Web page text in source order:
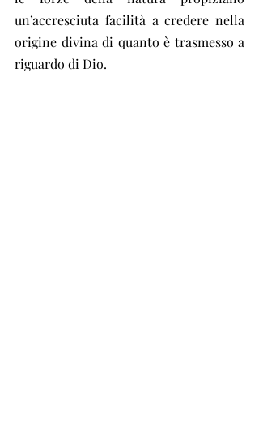
un’accresciuta facilità a credere nella
origine divina di quanto è trasmesso a
riguardo di Dio.